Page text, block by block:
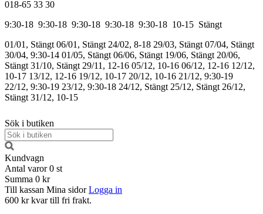
018-65 33 30
9:30-18 9:30-18 9:30-18 9:30-18 9:30-18 10-15 Stängt
01/01, Stängt 06/01, Stängt 24/02, 8-18 29/03, Stängt 07/04, Stängt
30/04, 9:30-14 01/05, Stängt 06/06, Stängt 19/06, Stängt 20/06,
Stängt 31/10, Stängt 29/11, 12-16 05/12, 10-16 06/12, 12-16 12/12,
10-17 13/12, 12-16 19/12, 10-17 20/12, 10-16 21/12, 9:30-19
22/12, 9:30-19 23/12, 9:30-18 24/12, Stängt 25/12, Stängt 26/12,
Stängt 31/12, 10-15
Sök i butiken
Kundvagn
Antal varor 0 st
Summa 0 kr
Till kassan Mina sidor Logga in
600 kr kvar till fri frakt.